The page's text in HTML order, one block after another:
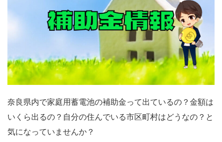
奈良県内で家庭用蓄電池の補助金って出ているの？金額は
いくら出るの？自分の住んでいる市区町村はどうなの？と
気になっていませんか？